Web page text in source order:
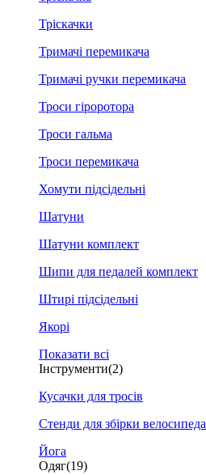
Тріскачки
Тримачі перемикача
Тримачі ручки перемикача
Троси гіроротора
Троси гальма
Троси перемикача
Хомути підсідельні
Шатуни
Шатуни комплект
Шипи для педалей комплект
Штирі підсідельні
Якорі
Показати всі
Інструменти(2)
Кусачки для тросів
Стенди для збірки велосипеда
Йога
Одяг(19)